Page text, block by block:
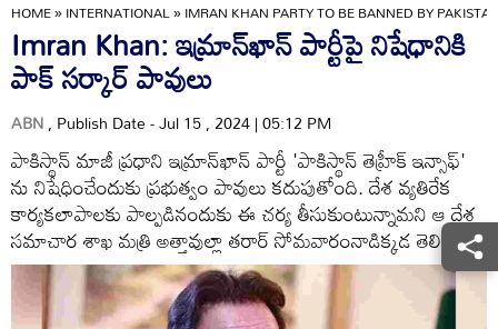
HOME»INTERNATIONAL»IMRAN KHAN PARTY TO BE BANNED BY
Imran Khan: ఇమ్రాన్‌ఖాన్ పార్టీపై నిషేధానికి
పాక్‌ సర్కార్ పావులు
ABN, Publish Date - Jul 15 , 2024 | 05:12 PM
పాకిస్థాన్ మాజీ ప్రధాని ఇమ్రాన్‌ఖాన్ పార్టీ 'పాకిస్థాన్ తెహ్రీక్ ఇన్సాఫ్'
ను నిషేధించేందుకు ప్రభుత్వం పావులు కదుపుతోంది. దేశ వ్యతిరేక
కార్యకలాపాలకు పాల్పడినందుకు ఈ చర్య తీసుకుంటున్నామని ఆ దేశ
సమాచార శాఖ మత్రి అత్తావుల్లా తరార్ సోమవారంనాడిక్కడ తెలిపారు.